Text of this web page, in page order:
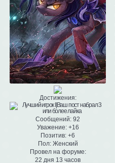
Достижения:
Сообщений: 92
Уважение: +16
Позитив: +6
Пол:Женский
Провел на форуме:
22 дня 13 часов